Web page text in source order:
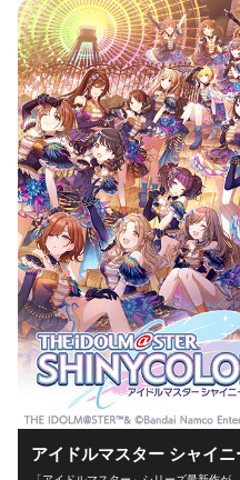
アイドルマスター シャイ